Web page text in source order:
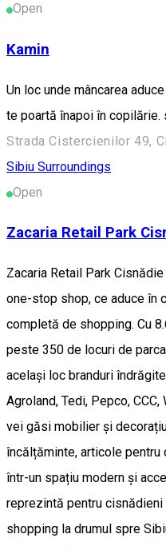
Open
Kamin
Un loc unde mâncarea
te poartă înapoi în copilărie.
Strada Cistercienilor 49,
Sibiu Surroundings
Open
Zacaria Retail Park
Zacaria Retail Park
one-stop shop, ce aduce în
completă de shopping. Cu
peste 350 de locuri de
același loc branduri
Agroland, Tedi, Pepco,
vei găsi mobilier și
încălțăminte, articole
într-un spațiu modern și
reprezintă pentru
shopping la drumul spre